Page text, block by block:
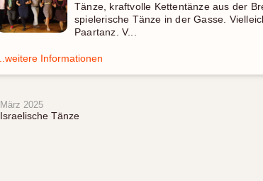
Tänze, kraftvolle Kettentänze aus der
spielerische Tänze in der Gasse.
Paartanz. V...
...weitere Informationen
März 2025
Israelische Tänze